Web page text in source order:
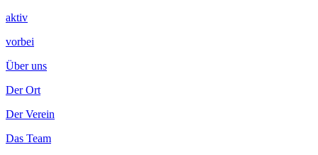
aktiv
vorbei
Über uns
Der Ort
Der Verein
Das Team